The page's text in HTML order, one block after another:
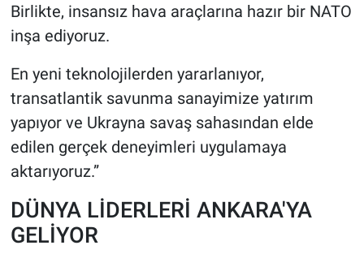
Birlikte, insansız hava araçlarına hazır bir NATO
inşa ediyoruz.
En yeni teknolojilerden yararlanıyor,
transatlantik savunma sanayimize yatırım
yapıyor ve Ukrayna savaş sahasından elde
edilen gerçek deneyimleri uygulamaya
aktarıyoruz.”
DÜNYA LİDERLERİ ANKARA'YA
GELİYOR